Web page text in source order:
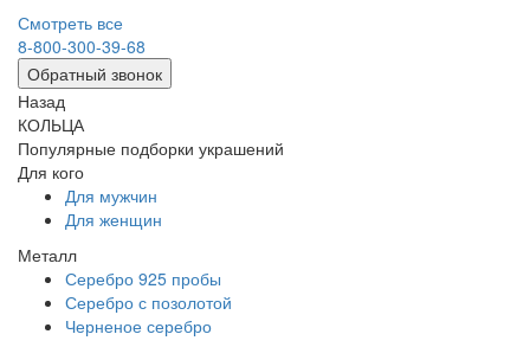
Смотреть все
8-800-300-39-68
Обратный звонок
Назад
КОЛЬЦА
Популярные подборки украшений
Для кого
Для мужчин
Для женщин
Металл
Серебро 925 пробы
Серебро с позолотой
Черненое серебро